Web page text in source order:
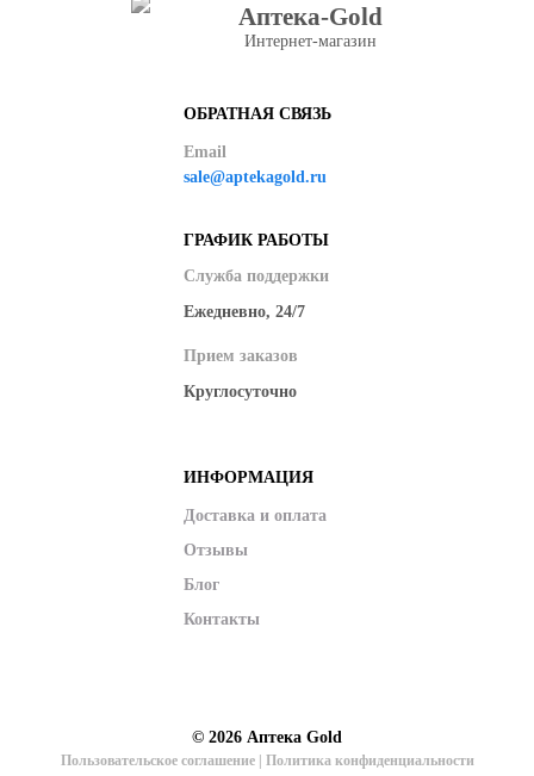
Аптека-Gold
Интернет-магазин
ОБРАТНАЯ СВЯЗЬ
Email
sale@aptekagold.ru
ГРАФИК РАБОТЫ
Служба поддержки
Ежедневно, 24/7
Прием заказов
Круглосуточно
ИНФОРМАЦИЯ
Доставка и оплата
Отзывы
Блог
Контакты
© 2026 Аптека Gold
Пользовательское соглашение| Политика конфиденциальности